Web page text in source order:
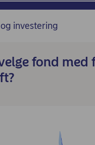
investering
fond med